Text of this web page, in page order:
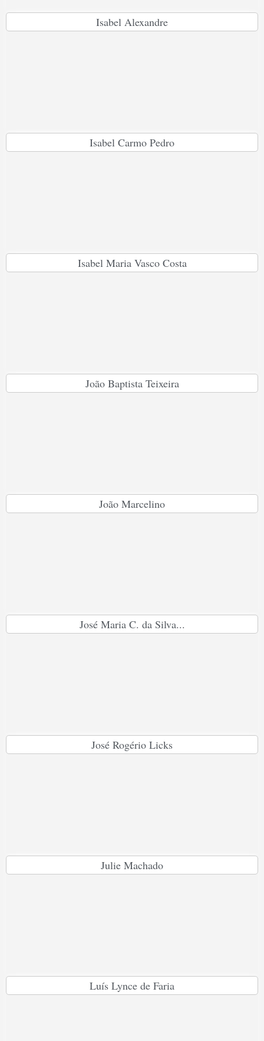
Isabel Alexandre
Isabel Carmo Pedro
Isabel Maria Vasco Costa
João Baptista Teixeira
João Marcelino
José Maria C. da Silva...
José Rogério Licks
Julie Machado
Luís Lynce de Faria